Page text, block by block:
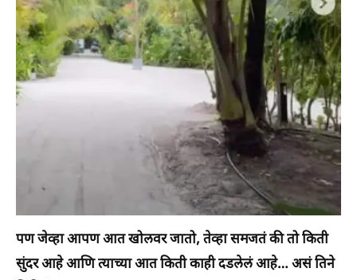
पण जेव्हा आपण आत खोलवर जातो, तेव्हा समजतं की तो किती
सुंदर आहे आणि त्याच्या आत किती काही दडलेलं आहे… असं तिने